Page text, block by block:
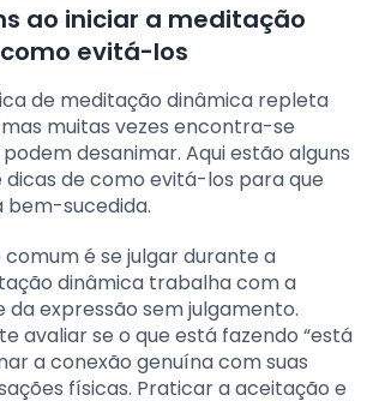
ao iniciar a meditação
evitá-los
de meditação dinâmica repleta
muitas vezes encontra-se
desanimar. Aqui estão alguns
dicas de como evitá-los para que
bem-sucedida.
é se julgar durante a
dinâmica trabalha com a
da expressão sem julgamento.
avaliar se o que está fazendo “está
a conexão genuína com suas
físicas. Praticar a aceitação e